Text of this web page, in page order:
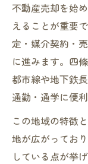
不動産
安心
信頼でき
信頼で
方法
不動産
やめた
要性
不動産売却を始
えることが重要
定・媒介契約・
に進みます。四
都市線や地下鉄
通勤・通学に便
この地域の特徴
地が広がってお
している点が挙